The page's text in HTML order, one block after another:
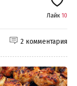
Лайк 10
2 комментария